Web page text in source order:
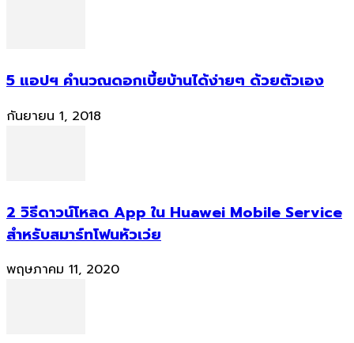
5 แอปฯ คำนวณดอกเบี้ยบ้านได้ง่ายๆ ด้วยตัวเอง
กันยายน 1, 2018
2 วิธีดาวน์โหลด App ใน Huawei Mobile Service
สำหรับสมาร์ทโฟนหัวเว่ย
พฤษภาคม 11, 2020